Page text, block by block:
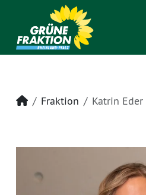
Startseite
Fraktion Katrin Eder